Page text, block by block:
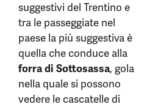
suggestivi del Trentino e
tra le passeggiate nel
paese la più suggestiva è
quella che conduce alla
forra di Sottosassa, gola
nella quale si possono
vedere le cascatelle di